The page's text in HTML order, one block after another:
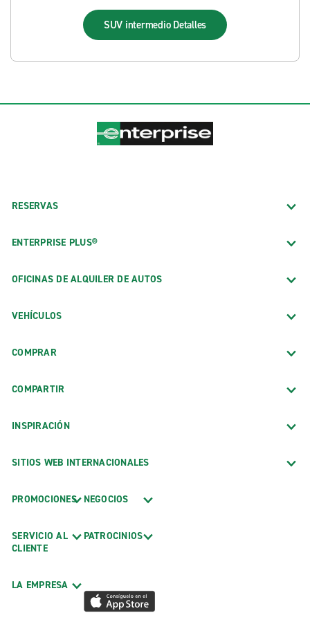
SUV intermedio Detalles
RESERVAS
ENTERPRISE PLUS®
OFICINAS DE ALQUILER DE AUTOS
VEHÍCULOS
COMPRAR
COMPARTIR
INSPIRACIÓN
SITIOS WEB INTERNACIONALES
PROMOCIONES
SERVICIO AL
CLIENTE
LA EMPRESA
NEGOCIOS
PATROCINIOS